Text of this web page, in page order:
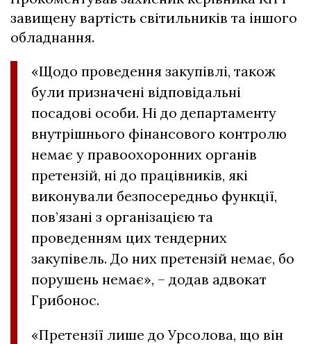
завищену вартість світильників та іншого
обладнання.
«Щодо проведення закупівлі, також
були призначені відповідальні
посадові особи. Ні до департаменту
внутрішнього фінансового контролю
немає у правоохоронних органів
претензій, ні до працівників, які
виконували безпосередньо функції,
пов’язані з організацією та
проведенням цих тендерних
закупівель. До них претензій немає, бо
порушень немає», – додав адвокат
Грибонос.
«Претензії лише до Урсолова, що він